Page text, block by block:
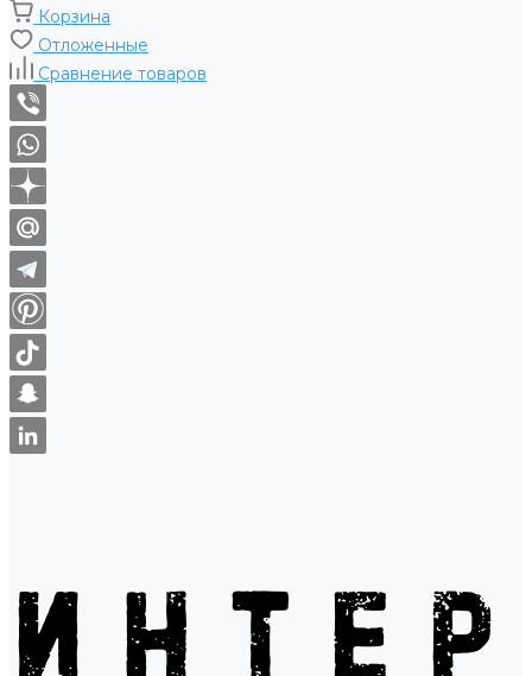
Корзина
Отложенные
Сравнение товаров